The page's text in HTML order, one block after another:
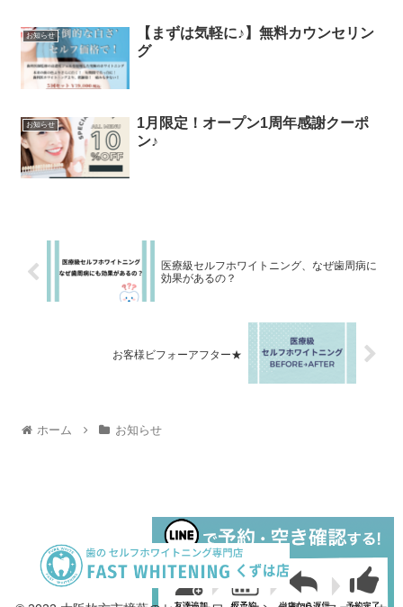
お知らせ
【まずは気軽に♪】無料カウンセリン
グ
お知らせ
1月限定！オープン1周年感謝クーポ
ン♪
医療級セルフホワイトニング、なぜ歯周病に
効果があるの？
お客様ビフォーアフター★
ホーム お知らせ